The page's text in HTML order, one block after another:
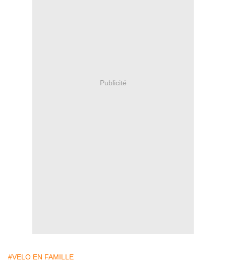
Publicité
#VELO EN FAMILLE